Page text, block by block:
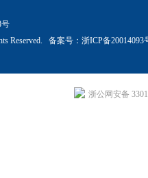
Reserved. 备案号： 浙ICP备20014093
浙公网安备